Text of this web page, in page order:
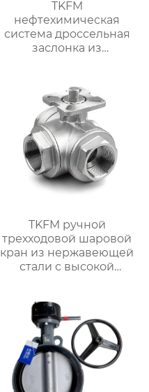
TKFM
нефтехимическая
система дроссельная
заслонка из
эксцентриковыми
выступами
TKFM ручной
трехходовой шаровой
кран из нержавеющей
стали с высокой
нефтехимических
систем